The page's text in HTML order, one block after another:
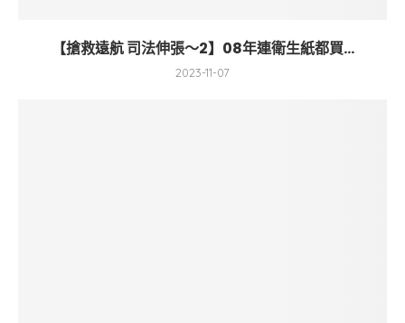
【搶救遠航 司法伸張～2】08年連衛生紙都買...
2023-11-07